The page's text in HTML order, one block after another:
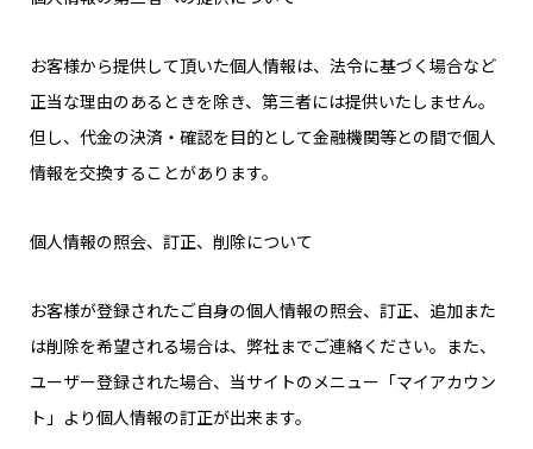
お客様から提供して頂いた個人情報は、法令に基づく場合など
正当な理由のあるときを除き、第三者には提供いたしません。
但し、代金の決済・確認を目的として金融機関等との間で個人
情報を交換することがあります。
個人情報の照会、訂正、削除について
お客様が登録されたご自身の個人情報の照会、訂正、追加また
は削除を希望される場合は、弊社までご連絡ください。また、
ユーザー登録された場合、当サイトのメニュー「マイアカウン
ト」より個人情報の訂正が出来ます。